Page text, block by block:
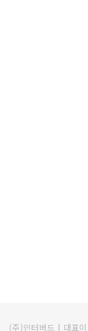
(주)인터버드 | 대표